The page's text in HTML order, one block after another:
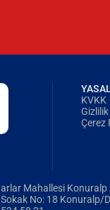
KVKK
Çerez
Mahallesi Konuralp
No: 18 Konuralp/